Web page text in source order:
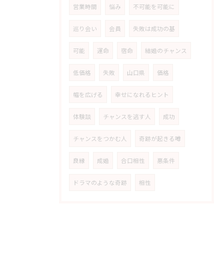
営業時間 悩み 不可能を可能に
巡り会い 会員 失敗は成功の基
可能 運命 宿命 結婚のチャンス
低価格 失敗 山口県 価格
幅を広げる 幸せになれるヒント
体験談 チャンスを逃す人 成功
チャンスをつかむ人 奇跡が起きる噂
良縁 成婚 合口相性 悪条件
ドラマのような奇跡 相性